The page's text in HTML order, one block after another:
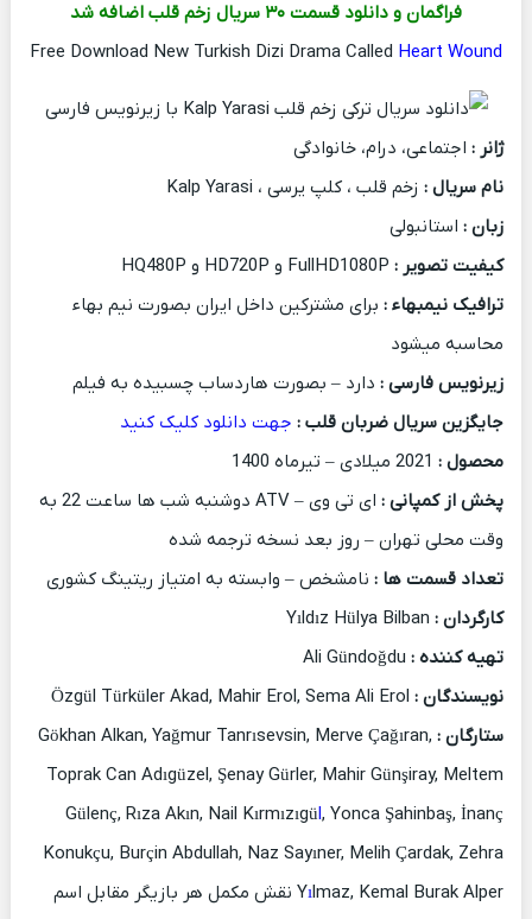
فراگمان و دانلود قسمت ۳۰ سریال زخم قلب اضافه شد
Free Download New Turkish Dizi Drama Called Heart Wound
ژانر :اجتماعی، درام، خانوادگی
نام سریال :زخم قلب ، کلپ یرسی ، Kalp Yarasi
زبان :استانبولی
کیفیت تصویر :FullHD1080P و HD720P و HQ480P
ترافیک نیمبهاء :برای مشترکین داخل ایران بصورت نیم بهاء
محاسبه میشود
زیرنویس فارسی :دارد – بصورت هاردساب چسبیده به فیلم
جایگزین سریال ضربان قلب : جهت دانلود کلیک کنید
محصول :2021 میلادی – تیرماه 1400
پخش از کمپانی :
ای تی وی – ATV دوشنبه شب ها ساعت 22 به
وقت محلی تهران – روز بعد نسخه ترجمه شده
تعداد قسمت ها :نامشخص – وابسته به امتیاز ریتینگ کشوری
کارگردان :Yıldız Hülya Bilban
تهیه کننده :Ali Gündoğdu
نویسندگان :Özgül Türküler Akad, Mahir Erol, Sema Ali Erol
ستارگان : Gökhan Alkan, Yağmur Tanrısevsin, Merve Çağıran,
Toprak Can Adıgüzel, Şenay Gürler, Mahir Günşiray, Meltem
Gülenç, Rıza Akın, Nail Kırmızıgül, Yonca Şahinbaş, İnanç
Konukçu, Burçin Abdullah, Naz Sayıner, Melih Çardak, Zehra
Yı lmaz, Kemal Burak Alper نقش مکمل هر بازیگر مقابل اسم